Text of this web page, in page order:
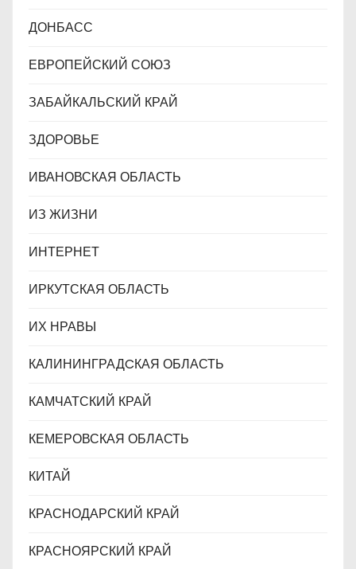
ДОНБАСС
ЕВРОПЕЙСКИЙ СОЮЗ
ЗАБАЙКАЛЬСКИЙ КРАЙ
ЗДОРОВЬЕ
ИВАНОВСКАЯ ОБЛАСТЬ
ИЗ ЖИЗНИ
ИНТЕРНЕТ
ИРКУТСКАЯ ОБЛАСТЬ
ИХ НРАВЫ
КАЛИНИНГРАДCКАЯ ОБЛАСТЬ
КАМЧАТСКИЙ КРАЙ
КЕМЕРОВСКАЯ ОБЛАСТЬ
КИТАЙ
КРАСНОДАРСКИЙ КРАЙ
КРАСНОЯРСКИЙ КРАЙ